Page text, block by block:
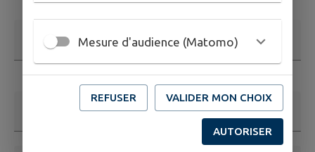
Adresse email *
Nom et prénom
Mesure d'audience (Matomo)
REFUSER VALIDER MON CHOIX
AUTORISER